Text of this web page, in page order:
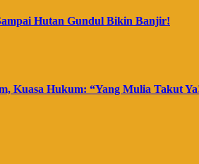
Hutan Gundul Bikin Banjir!
Kuasa Hukum: “Yang Mulia Takut